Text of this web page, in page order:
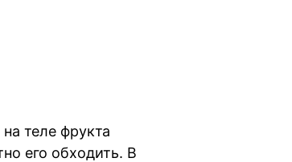
теле фрукта
его обходить. В